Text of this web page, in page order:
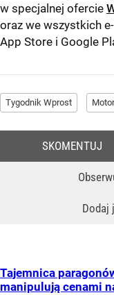
w specjalnej ofercie
oraz we wszystkich
App Store i Google
Tygodnik Wprost
Dodaj
SKOMENTUJ
Tajemnica
manipulują cenami